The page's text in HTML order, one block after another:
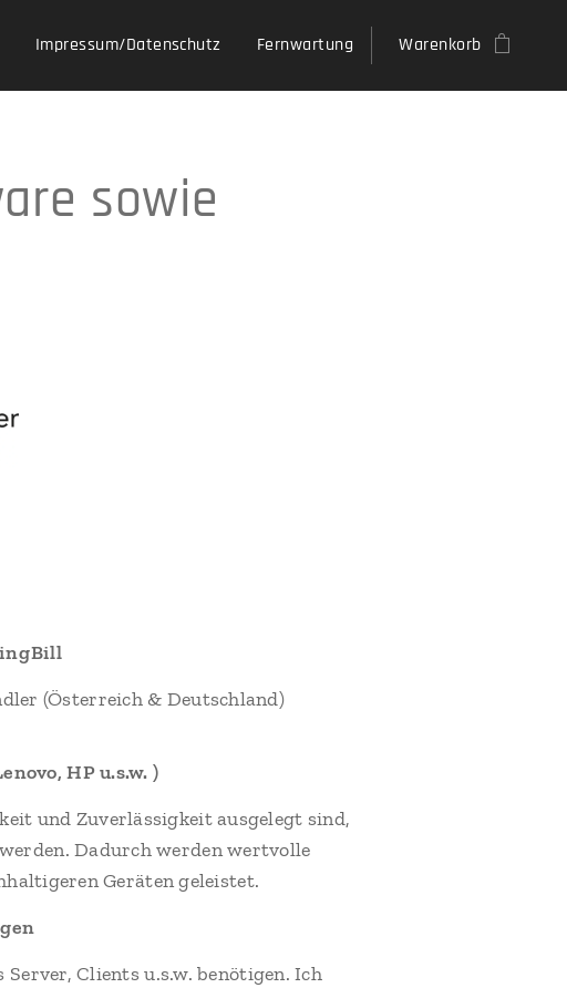
Impressum/Datenschutz Fernwartung Warenkorb
sowie
(Österreich & Deutschland)
HP u.s.w. )
und Zuverlässigkeit ausgelegt sind,
Dadurch werden wertvolle
Geräten geleistet.
Clients u.s.w. benötigen. Ich